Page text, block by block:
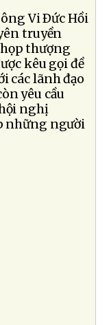
Vi Ðức Hồi
truyền
họp thượng
kêu gọi đề
các lãnh đạo
yêu cầu
nghị
những người